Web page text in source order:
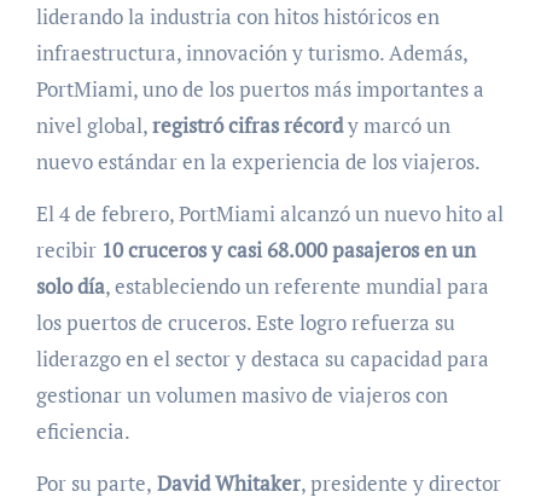
liderando la industria con hitos históricos en
infraestructura, innovación y turismo. Además,
PortMiami, uno de los puertos más importantes a
nivel global,registró cifras récordy marcó un
nuevo estándar en la experiencia de los viajeros.
El 4 de febrero, PortMiami alcanzó un nuevo hito al
recibir 10 cruceros y casi 68.000 pasajeros en un
solo día, estableciendo un referente mundial para
los puertos de cruceros. Este logro refuerza su
liderazgo en el sector y destaca su capacidad para
gestionar un volumen masivo de viajeros con
eficiencia.
Por su parte, David Whitaker, presidente y director